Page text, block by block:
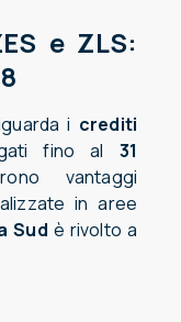
e ZLS:
i crediti
fino al 31
vantaggi
in aree
Sud è rivolto a